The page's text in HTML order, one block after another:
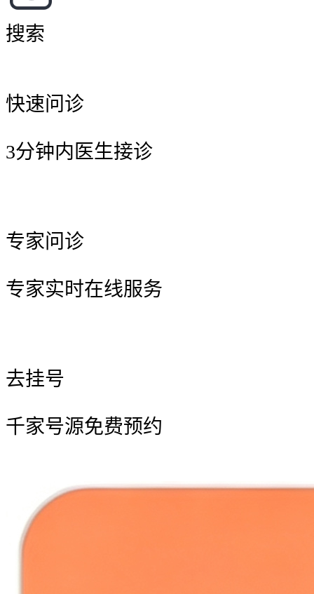
搜索
快速问诊
3分钟内医生接诊
专家问诊
专家实时在线服务
去挂号
千家号源免费预约